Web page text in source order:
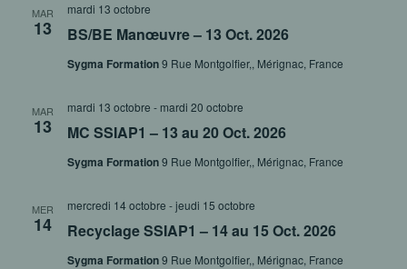
MAR
13 BS/BE Manœuvre – 13 Oct. 2026
mardi 13 octobre
Sygma Formation9 Rue Montgolfier,, Mérignac, France
MAR
13 MC SSIAP1 – 13 au 20 Oct. 2026
mardi 13 octobre - mardi 20 octobre
Sygma Formation9 Rue Montgolfier,, Mérignac, France
MER
14 Recyclage SSIAP1 – 14 au 15 Oct. 2026
mercredi 14 octobre -jeudi 15 octobre
Sygma Formation9 Rue Montgolfier,, Mérignac, France